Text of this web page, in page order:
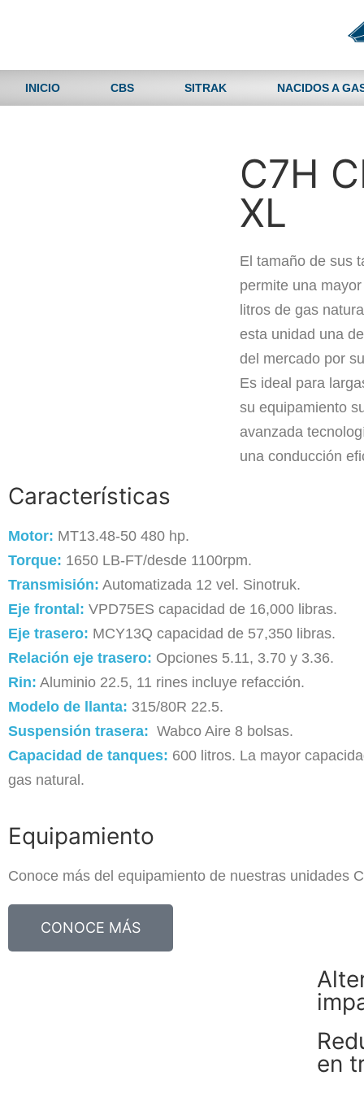
INICIO CBS SITRAK NACIDOS A
C7H
XL
El tamaño de sus
permite una
litros de gas
esta unidad una
del mercado por
Es ideal para
su equipamiento
avanzada
una conducción
Características
Motor: MT13.48-50 480 hp.
Torque: 1650 LB-FT/desde 1100rpm.
Transmisión: Automatizada 12 vel. Sinotruk.
Eje frontal: VPD75ES capacidad de 16,000 libras.
Eje trasero: MCY13Q capacidad de 57,350 libras.
Relación eje trasero: Opciones 5.11, 3.70 y 3.36.
Rin: Aluminio 22.5, 11 rines incluye refacción.
Modelo de llanta: 315/80R 22.5.
Suspensión trasera: Wabco Aire 8 bolsas.
Capacidad de tanques: 600 litros. La mayor
gas natural.
Equipamiento
Conoce más del equipamiento de nuestras unidades
CONOCE MÁS
en